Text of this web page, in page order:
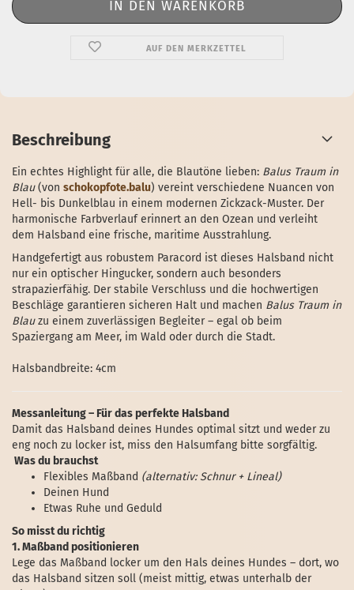
AUF DEN MERKZETTEL
Beschreibung
Ein echtes Highlight für alle, die Blautöne lieben: Balus Traum in
Blau(von schokopfote.balu) vereint verschiedene Nuancen von
Hell- bis Dunkelblau in einem modernen Zickzack-Muster. Der
harmonische Farbverlauf erinnert an den Ozean und verleiht
dem Halsband eine frische, maritime Ausstrahlung.
Handgefertigt aus robustem Paracord ist dieses Halsband nicht
nur ein optischer Hingucker, sondern auch besonders
strapazierfähig. Der stabile Verschluss und die hochwertigen
Beschläge garantieren sicheren Halt und machen Balus Traum in
Blauzu einem zuverlässigen Begleiter – egal ob beim
Spaziergang am Meer, im Wald oder durch die Stadt.
Halsbandbreite: 4cm
Messanleitung – Für das perfekte Halsband
Damit das Halsband deines Hundes optimal sitzt und weder zu
eng noch zu locker ist, miss den Halsumfang bitte sorgfältig.
Was du brauchst
Flexibles Maßband (alternativ: Schnur + Lineal)
Deinen Hund
Etwas Ruhe und Geduld
So misst du richtig
1. Maßband positionieren
Lege das Maßband locker um den Hals deines Hundes – dort, wo
das Halsband sitzen soll (meist mittig, etwas unterhalb der